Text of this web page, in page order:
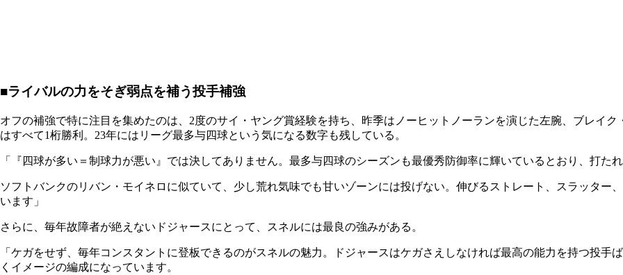
■ライバルの力をそぎ弱点を補う投手補強
オフの補強で特に注目を集めたのは、2度のサイ・ヤング賞経験を持ち、昨季はノーヒットノーランを演じた左腕、ブレイ
はすべて1桁勝利。23年にはリーグ最多与四球という気になる数字も残している。
「『四球が多い＝制球力が悪い』では決してありません。最多与四球のシーズンも最優秀防御率に輝いているとおり、打
ソフトバンクのリバン・モイネロに似ていて、少し荒れ気味でも甘いゾーンには投げない。伸びるストレート、スラッター
います」
さらに、毎年故障者が絶えないドジャースにとって、スネルには最良の強みがある。
「ケガをせず、毎年コンスタントに登板できるのがスネルの魅力。ドジャースはケガさえしなければ最高の能力を持つ投
くイメージの編成になっています。